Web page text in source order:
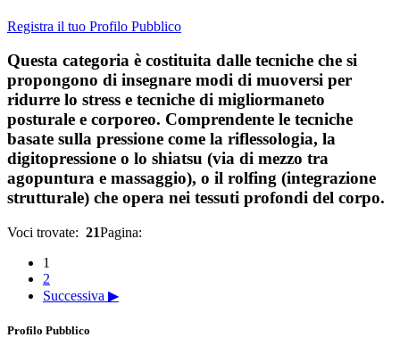
Registra il tuo Profilo Pubblico
Questa categoria è costituita dalle tecniche che si
propongono di insegnare modi di muoversi per
ridurre lo stress e tecniche di migliormaneto
posturale e corporeo. Comprendente le tecniche
basate sulla pressione come la riflessologia, la
digitopressione o lo shiatsu (via di mezzo tra
agopuntura e massaggio), o il rolfing (integrazione
strutturale) che opera nei tessuti profondi del corpo.
Voci trovate: 21Pagina:
1
2
Successiva ▶
Profilo Pubblico